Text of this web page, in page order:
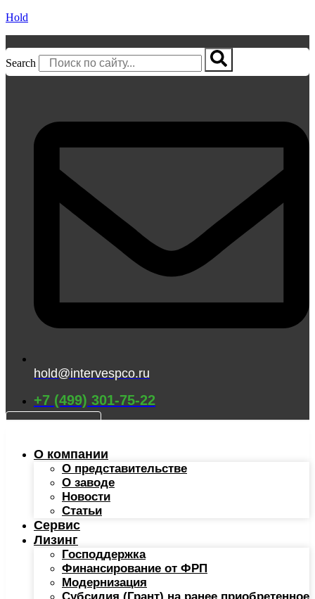
Hold
Search
hold@intervespco.ru
+7 (499) 301-75-22
О компании
О представительстве
О заводе
Новости
Статьи
Сервис
Лизинг
Господдержка
Финансирование от ФРП
Модернизация